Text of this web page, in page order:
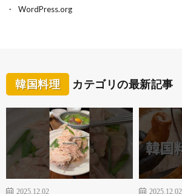
WordPress.org
韓国料理 カテゴリの最新記事
2025.12.02 2025.12.02